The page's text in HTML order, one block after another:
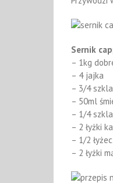
Sernik
– 1kg
– 4 jajka
– 3/4
– 50ml
– 1/4
– 2 łyżki
– 1/2
– 2 łyżki